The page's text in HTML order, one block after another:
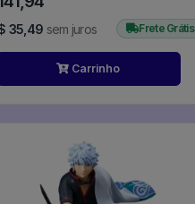
35,49 sem juros Frete Grátis
Carrinho